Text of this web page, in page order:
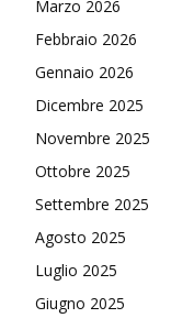
Marzo 2026
Febbraio 2026
Gennaio 2026
Dicembre 2025
Novembre 2025
Ottobre 2025
Settembre 2025
Agosto 2025
Luglio 2025
Giugno 2025